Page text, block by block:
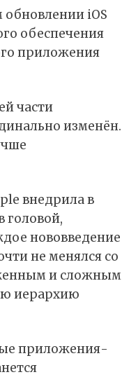
iOS
обеспечения
приложения
части
изменён.
внедрила в
головой,
нововведение
не менялся со
и сложным
иерархию
приложения-